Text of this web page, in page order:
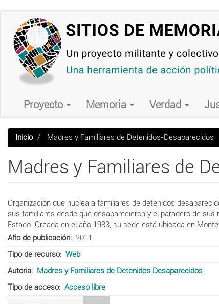
contenido
principal
Main
navigation
Proyecto Memoria Verdad
Inicio Madres y Familiares de Detenidos-Desaparecidos
Madres y Familiares de
Organización que nuclea a familiares de detenidos
sus familiares desde que desaparecieron y el paradero de
Estado. Creada en el año 1983, su sede está ubicada en
Año de publicación
2011
Tipo de recurso
Web
Autoria
Madres y Familiares de Detenidos Desaparecidos
Tipo de acceso
Acceso libre